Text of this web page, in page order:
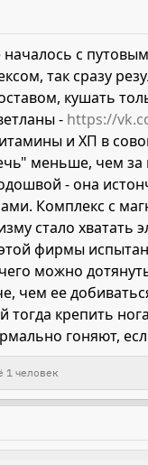
с
так сразу
кушать
- https://
и ХП в
меньше, чем
- она
Комплекс с
стало хватать
фирмы
можно
чем ее
крепить
гоняют,
1 человек